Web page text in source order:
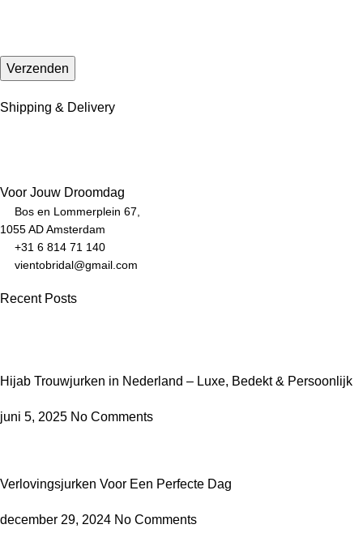
Shipping & Delivery
Voor Jouw Droomdag
Bos en Lommerplein 67,
1055 AD Amsterdam
+31 6 814 71 140
vientobridal@gmail.com
Recent Posts
Hijab Trouwjurken in Nederland – Luxe, Bedekt & Persoonlijk
juni 5, 2025 No Comments
Verlovingsjurken Voor Een Perfecte Dag
december 29, 2024 No Comments